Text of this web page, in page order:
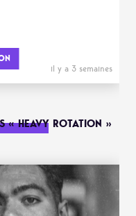
il y a 3 semaines
« HEAVY ROTATION »